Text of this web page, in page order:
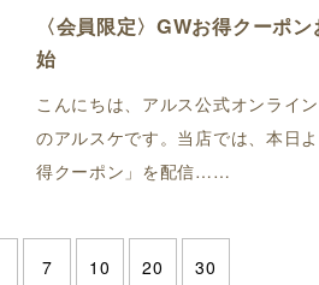
〈会員限定〉GWお得クーポ
始
こんにちは、アルス公式オンライ
のアルスケです。当店では、本日
得クーポン」を配信……
7 10 20 30